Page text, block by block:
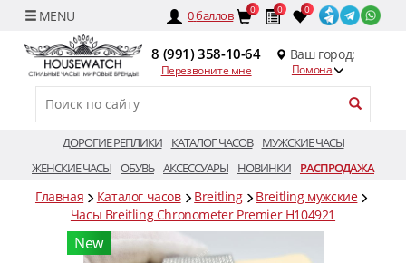
0баллов 0 0 0
8 (991) 358-10-64
Перезвоните мне
Ваш город:
Помона
ДОРОГИЕ РЕПЛИКИ КАТАЛОГ ЧАСОВ
МУЖСКИЕ ЧАСЫ
ЖЕНСКИЕ ЧАСЫ ОБУВЬ АКСЕССУАРЫ НОВИНКИ РАСПРОДАЖА
Главная Каталог часов Breitling
Breitling мужские
Часы Breitling Chronometer Premier H104921
New